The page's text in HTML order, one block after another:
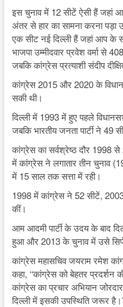
इस चुनाव में 12 सीटें ऐसी हैं जहां
अंतर से हार का सामना करना
एक सीट नई दिल्ली हैं जहां आप के
भाजपा उम्मीदवार प्रवेश वर्मा से
जबकि कांग्रेस प्रत्याशी संदीप
कांग्रेस 2015 और 2020 के
सकी थी।
दिल्ली में 1993 में हुए पहले
जबकि भारतीय जनता पार्टी ने 49
कांग्रेस का सर्वश्रेष्ठ दौर 1998 से
में कांग्रेस ने लगातार तीन चुनाव
में 15 साल तक सत्ता में रही।
1998 में कांग्रेस ने 52 सीटें,
कीं।
आम आदमी पार्टी के उदय के बाद
हुआ और 2013 के चुनाव में उसे
कांग्रेस महासचिव जयराम रमेश
कहा, ‘‘कांग्रेस को बेहतर प्रदर्शन
कांग्रेस का प्रचार अभियान
दिल्ली में इसकी उपस्थिति जरूर